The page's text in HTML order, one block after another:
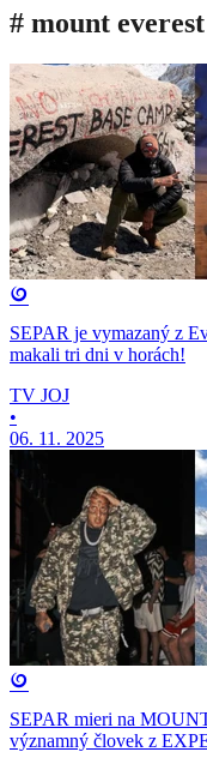
# mount everest
SEPAR je vymazaný z
makali tri dni v horách!
TV JOJ
•
06. 11. 2025
SEPAR mieri na
významný človek z